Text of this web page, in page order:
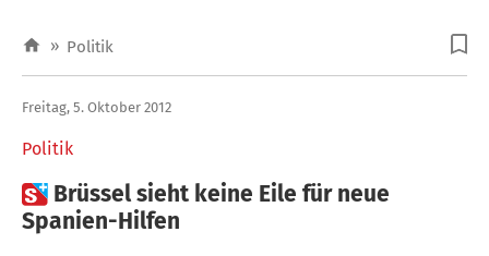
» Politik
Politik
Freitag, 5. Oktober 2012
 Brüssel sieht keine Eile für neue
Spanien-Hilfen